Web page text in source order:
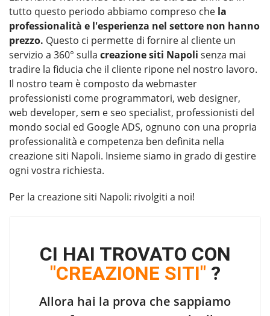
tutto questo periodo abbiamo compreso che la
professionalità e l'esperienza nel settore non hanno
prezzo. Questo ci permette di fornire al cliente un
servizio a 360° sulla creazione siti Napoli senza mai
tradire la fiducia che il cliente ripone nel nostro lavoro.
Il nostro team è composto da webmaster
professionisti come programmatori, web designer,
web developer, sem e seo specialist, professionisti del
mondo social ed Google ADS, ognuno con una propria
professionalità e competenza ben definita nella
creazione siti Napoli. Insieme siamo in grado di gestire
ogni vostra richiesta.
Per la creazione siti Napoli: rivolgiti a noi!
CI HAI TROVATO CON
"CREAZIONE SITI" ?
Allora hai la prova che sappiamo